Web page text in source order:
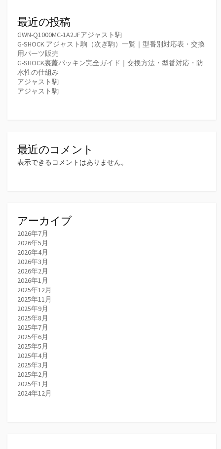
最近の投稿
GWN-Q1000MC-1A2JFアジャスト駒
G-SHOCK アジャスト駒（次ぎ駒）一覧｜型番別対応表・交換
用パーツ販売
G-SHOCK裏蓋パッキン完全ガイド｜交換方法・型番対応・防
水性の仕組み
アジャスト駒
アジャスト駒
最近のコメント
表示できるコメントはありません。
アーカイブ
2026年7月
2026年5月
2026年4月
2026年3月
2026年2月
2026年1月
2025年12月
2025年11月
2025年9月
2025年8月
2025年7月
2025年6月
2025年5月
2025年4月
2025年3月
2025年2月
2025年1月
2024年12月